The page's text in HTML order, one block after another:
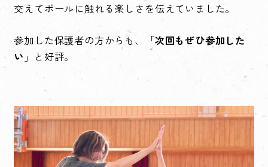
交えてボールに触れる楽しさを伝えていました。
参加した保護者の方からも、「次回もぜひ参加した
い 」と好評。